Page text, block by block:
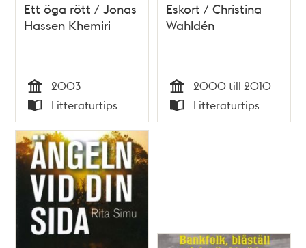
Ett öga rött / Jonas
Hassen Khemiri
Tid
2003
Typ
Litteraturtips
Eskort / Christina
Wahldén
Tid
2000 till 2010
Typ
Litteraturtips